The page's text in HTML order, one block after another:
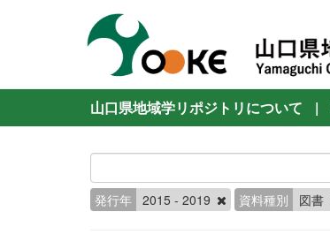
山口県地域学リポジトリについて |
発行年 2015 - 2019 資料種別 図書